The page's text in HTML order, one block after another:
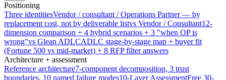
Positioning
Three identitiesVendor / consultant / Operations Partner — by
replacement cost, not by deliverable listvs Vendor / Consultant12-
dimension comparison + 4 hybrid scenarios + 3 "when OP is
wrong"vs Glean ADLCADLC stage-by-stage map + buyer fit
(Fortune 500 vs mid-market) + 8 RFP filter answers
Architecture + assessment
Reference architecture7-component decomposition, 3 trust
boundaries, 10 named failure modes10-Layer AssessmentFree 30-